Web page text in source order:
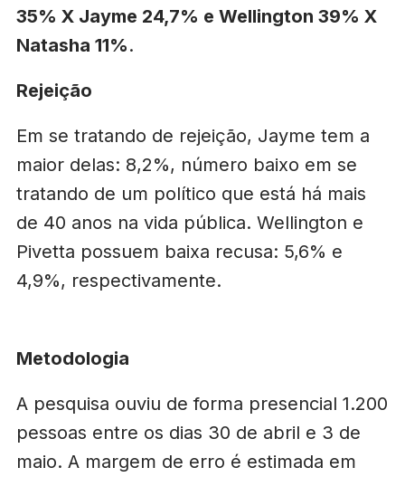
35% X Jayme 24,7% e Wellington 39% X
Natasha 11%.
Rejeição
Em se tratando de rejeição, Jayme tem a
maior delas: 8,2%, número baixo em se
tratando de um político que está há mais
de 40 anos na vida pública. Wellington e
Pivetta possuem baixa recusa: 5,6% e
4,9%, respectivamente.
Metodologia
A pesquisa ouviu de forma presencial 1.200
pessoas entre os dias 30 de abril e 3 de
maio. A margem de erro é estimada em